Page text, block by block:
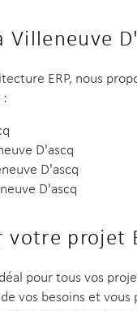
Villeneuve
ERP, nous
:
D'ascq
D'ascq
D'ascq
projet
pour tous vos
vos besoins et